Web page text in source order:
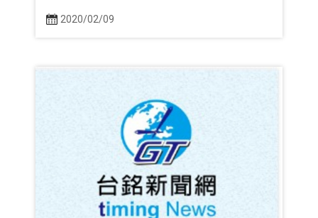
2020/02/09